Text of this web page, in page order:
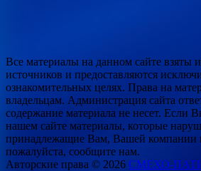
Все материалы на данном сайте взяты
источников и предоставляются
ознакомительных целях. Права на
владельцам. Администрация сайта
содержание материала не несет. Если
нашем сайте материалы, которые
принадлежащие Вам, Вашей компании
пожалуйста, сообщите нам.
Авторские права © 2026 СМЕХО-